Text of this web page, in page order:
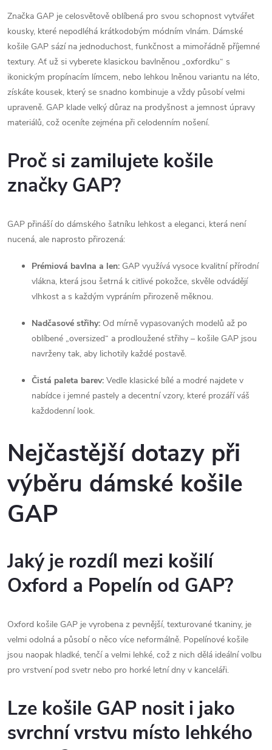
í
p
r
v
k
v
ý
i
v
á
n
í
Značka GAP je celosvětově oblíbená pro svou schopnost vytvářet
kousky, které nepodléhá krátkodobým módním vlnám. Dámské
košile GAP sází na jednoduchost, funkčnost a mimořádně příjemné
textury. Ať už si vyberete klasickou bavlněnou „oxfordku“ s
ikonickým propínacím límcem, nebo lehkou lněnou variantu na léto,
získáte kousek, který se snadno kombinuje a vždy působí velmi
upraveně. GAP klade velký důraz na prodyšnost a jemnost úpravy
materiálů, což oceníte zejména při celodenním nošení.
Proč si zamilujete košile
značky GAP?
GAP přináší do dámského šatníku lehkost a eleganci, která není
nucená, ale naprosto přirozená:
Prémiová bavlna a len: GAP využívá vysoce kvalitní přírodní
vlákna, která jsou šetrná k citlivé pokožce, skvěle odvádějí
vlhkost a s každým vypráním přirozeně měknou.
Nadčasové střihy: Od mírně vypasovaných modelů až po
oblíbené „oversized“ a prodloužené střihy – košile GAP jsou
navrženy tak, aby lichotily každé postavě.
Čistá paleta barev: Vedle klasické bílé a modré najdete v
nabídce i jemné pastely a decentní vzory, které prozáří váš
každodenní look.
Nejčastější dotazy při
výběru dámské košile
GAP
Jaký je rozdíl mezi košilí
Oxford a Popelín od GAP?
Oxford košile GAP je vyrobena z pevnější, texturované tkaniny, je
velmi odolná a působí o něco více neformálně. Popelínové košile
jsou naopak hladké, tenčí a velmi lehké, což z nich dělá ideální volbu
pro vrstvení pod svetr nebo pro horké letní dny v kanceláři.
Lze košile GAP nosit i jako
svrchní vrstvu místo lehkého